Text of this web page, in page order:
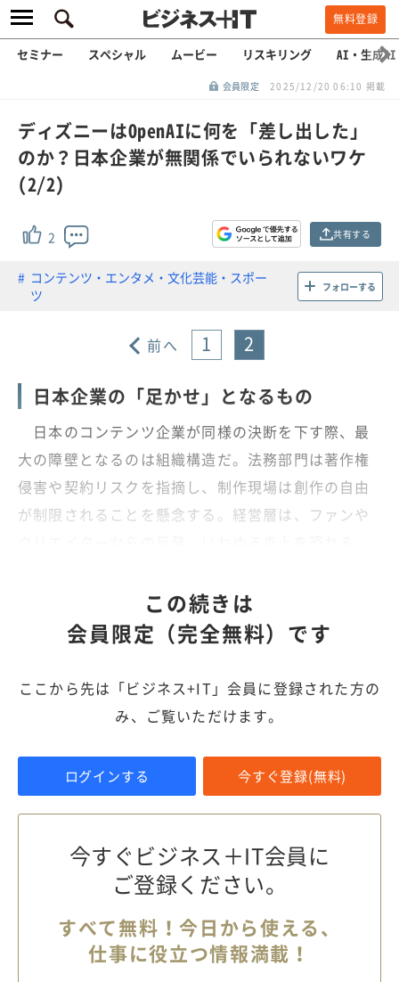
無料登録
セミナー スペシャル ムービー リスキリング AI・生成AI
会員限定 2025/12/20 06:10 掲載
ディズニーはOpenAIに何を「差し出した」
のか？日本企業が無関係でいられないワケ
(2/2)
2 共有する
コンテンツ・エンタメ・文化芸能・スポー
ツ
フォローする
前へ 1 2
日本企業の「足かせ」となるもの
日本のコンテンツ企業が同様の決断を下す際、最
大の障壁となるのは組織構造だ。法務部門は著作権
侵害や契約リスクを指摘し、制作現場は創作の自由
が制限されることを懸念する。経営層は、ファンや
この続きは
会員限定（完全無料）です
ここから先は「ビジネス+IT」会員に登録された方の
み、ご覧いただけます。
ログインする 今すぐ登録(無料)
今すぐビジネス＋IT会員に
ご登録ください。
すべて無料！今日から使える、
仕事に役立つ情報満載！